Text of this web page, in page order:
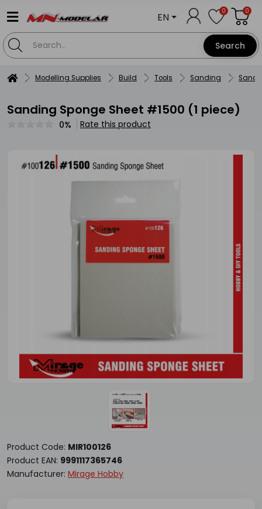
Search
EN 0 0
Modelling Supplies Build Tools Sanding
Sanding Sponge Sheet #1500 (1 piece)
0% Rate this product
Product Code: MIR100126
Product EAN: 9991117365746
Manufacturer: Mirage Hobby